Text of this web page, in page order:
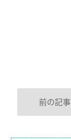
前の記事